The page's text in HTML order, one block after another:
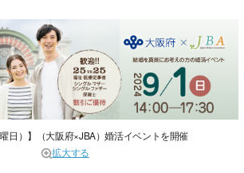
曜日）】（大阪府×JBA）婚活イベントを開催
拡大する